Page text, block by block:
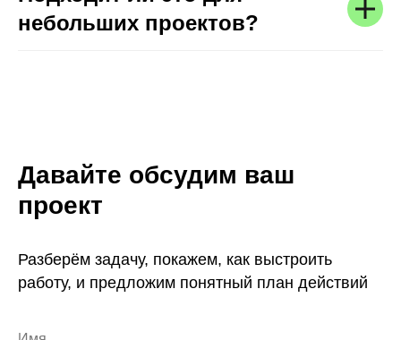
небольших проектов?
Давайте обсудим ваш
проект
Разберём задачу, покажем, как выстроить
работу, и предложим понятный план действий